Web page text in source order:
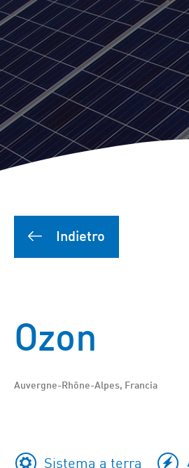
Indietro
Ozon
Auvergne-Rhône-Alpes, Francia
Sistema a terra